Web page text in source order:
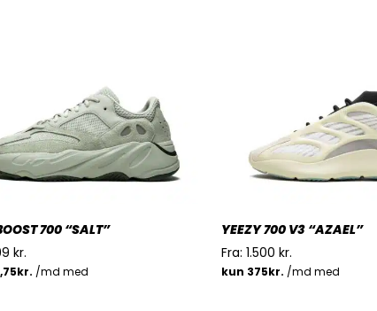
700 “SALT”
kr.
YEEZY 700 V3 “AZAEL”
Fra: 1.500 kr.